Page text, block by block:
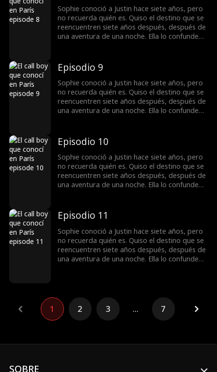
Sophie conoció a Justin hace siete años, pero
no recuerda quién es. Quiso el destino que se
reencuentren siete años después, después de
una aventura de una noche. Ella lo confunde
Episodio 9
Sophie conoció a Justin hace siete años, pero
no recuerda quién es. Quiso el destino que se
reencuentren siete años después, después de
una aventura de una noche. Ella lo confunde
Episodio 10
Sophie conoció a Justin hace siete años, pero
no recuerda quién es. Quiso el destino que se
reencuentren siete años después, después de
una aventura de una noche. Ella lo confunde
Episodio 11
Sophie conoció a Justin hace siete años, pero
no recuerda quién es. Quiso el destino que se
reencuentren siete años después, después de
una aventura de una noche. Ella lo confunde
1 2 3 ... 7
SOBRE